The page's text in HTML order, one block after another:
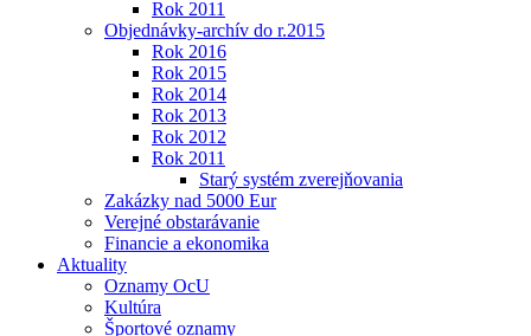
Rok 2011
Objednávky-archív do r.2015
Rok 2016
Rok 2015
Rok 2014
Rok 2013
Rok 2012
Rok 2011
Starý systém zverejňovania
Zakázky nad 5000 Eur
Verejné obstarávanie
Financie a ekonomika
Aktuality
Oznamy OcU
Kultúra
Športové oznamy